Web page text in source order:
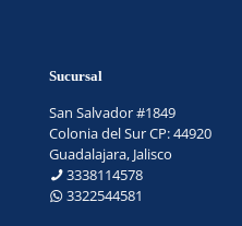
Sucursal
San Salvador #1849
Colonia del Sur CP: 44920
Guadalajara, Jalisco
3338114578
3322544581